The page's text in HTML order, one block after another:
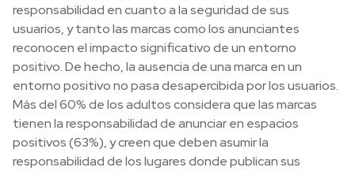
responsabilidad en cuanto a la seguridad de sus
usuarios, y tanto las marcas como los anunciantes
reconocen el impacto significativo de un entorno
positivo. De hecho, la ausencia de una marca en un
entorno positivo no pasa desapercibida por los usuarios.
Más del 60% de los adultos considera que las marcas
tienen la responsabilidad de anunciar en espacios
positivos (63%), y creen que deben asumir la
responsabilidad de los lugares donde publican sus